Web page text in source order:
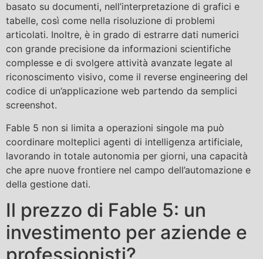
basato su documenti, nell’interpretazione di grafici e
tabelle, così come nella risoluzione di problemi
articolati. Inoltre, è in grado di estrarre dati numerici
con grande precisione da informazioni scientifiche
complesse e di svolgere attività avanzate legate al
riconoscimento visivo, come il reverse engineering del
codice di un’applicazione web partendo da semplici
screenshot.
Fable 5 non si limita a operazioni singole ma può
coordinare molteplici agenti di intelligenza artificiale,
lavorando in totale autonomia per giorni, una capacità
che apre nuove frontiere nel campo dell’automazione e
della gestione dati.
Il prezzo di Fable 5: un
investimento per aziende e